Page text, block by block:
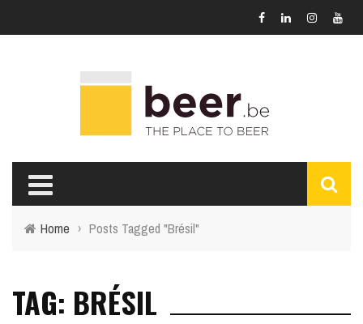
Home › Posts Tagged "Brésil"
TAG: BRÉSIL